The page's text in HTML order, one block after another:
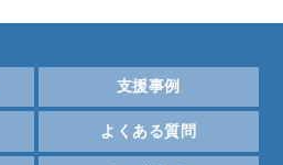
支援事例
よくある質問